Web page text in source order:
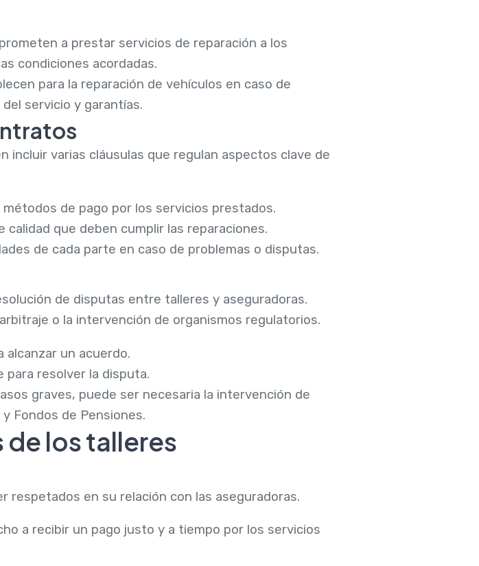
a prestar servicios de reparación a los
condiciones acordadas.
para la reparación de vehículos en caso de
servicio y garantías.
varias cláusulas que regulan aspectos clave de
métodos de pago por los servicios prestados.
calidad que deben cumplir las reparaciones.
de cada parte en caso de problemas o disputas.
de disputas entre talleres y aseguradoras.
o la intervención de organismos regulatorios.
alcanzar un acuerdo.
para resolver la disputa.
graves, puede ser necesaria la intervención de
Fondos de Pensiones.
los talleres
en su relación con las aseguradoras.
a recibir un pago justo y a tiempo por los servicios